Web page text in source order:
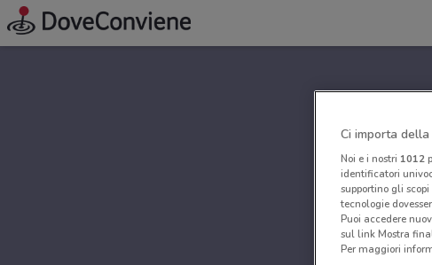
Ci importa
Noi e i nostri 1012
identificatori
supportino gli
tecnologie
Puoi accedere
sul link Mostra
Per maggiori